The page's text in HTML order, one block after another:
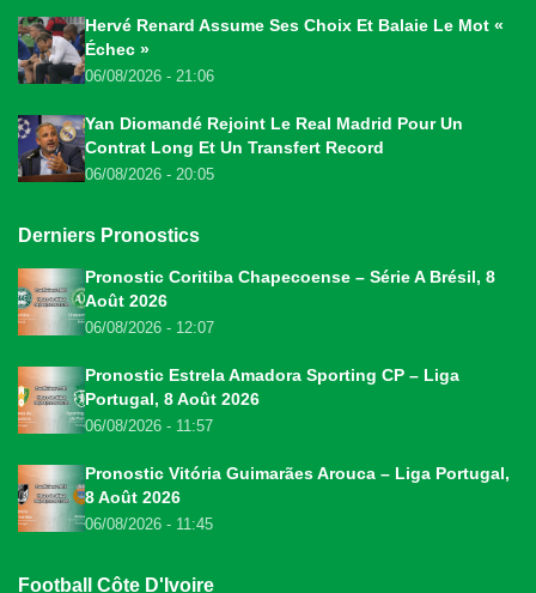
Hervé Renard Assume Ses Choix Et Balaie Le Mot «
Échec »
06/08/2026 - 21:06
Yan Diomandé Rejoint Le Real Madrid Pour Un
Contrat Long Et Un Transfert Record
06/08/2026 - 20:05
Derniers Pronostics
Pronostic Coritiba Chapecoense – Série A Brésil, 8
Août 2026
06/08/2026 - 12:07
Pronostic Estrela Amadora Sporting CP – Liga
Portugal, 8 Août 2026
06/08/2026 - 11:57
Pronostic Vitória Guimarães Arouca – Liga Portugal,
8 Août 2026
06/08/2026 - 11:45
Football Côte D'Ivoire